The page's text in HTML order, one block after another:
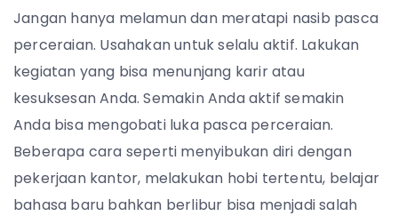
Jangan hanya melamun dan meratapi nasib pasca
perceraian. Usahakan untuk selalu aktif. Lakukan
kegiatan yang bisa menunjang karir atau
kesuksesan Anda. Semakin Anda aktif semakin
Anda bisa mengobati luka pasca perceraian.
Beberapa cara seperti menyibukan diri dengan
pekerjaan kantor, melakukan hobi tertentu, belajar
bahasa baru bahkan berlibur bisa menjadi salah